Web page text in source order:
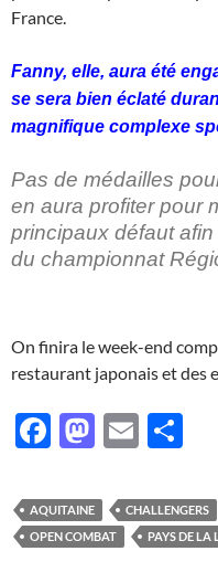
France.
Fanny, elle, aura été
se sera bien éclaté
magnifique complexe
Pas de médailles
en aura profiter pour
principaux défaut
du championnat
On finira le week-end
restaurant japonais et des
F
e
b
M
to
d
E
ail ta
g
AQUITAINE CHALLENGERS
OPEN COMBAT
PAYS DE LA